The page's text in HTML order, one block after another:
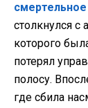
столкнулся с
которого
потерял
полосу.
где сбила